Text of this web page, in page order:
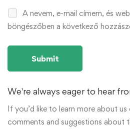
A nevem, e-mail címem, és
böngészőben a következő
We're always eager to hear
If you’d like to learn more about us
comments and suggestions about